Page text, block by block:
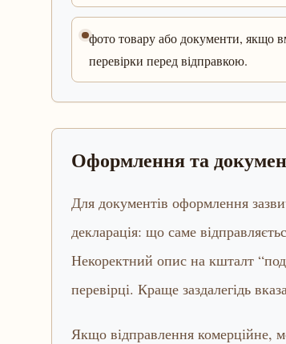
фото товару або документи, якщо
перевірки перед відправкою.
Оформлення та
Для документів оформлення
декларація: що саме
Некоректний опис на кшталт
перевірці. Краще заздалегідь
Якщо відправлення комерційне,